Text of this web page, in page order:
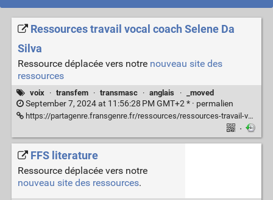
Ressources travail vocal coach Selene Da
Silva
Ressource déplacée vers notre nouveau site des
ressources
voix · transfem · transmasc · anglais · _moved
September 7, 2024 at 11:56:28 PM GMT+2 * · permalien
https://partagenre.fransgenre.fr/ressources/ressources-travail-vocal-selene-da-silva
·
FFS literature
Ressource déplacée vers notre
nouveau site des ressources.